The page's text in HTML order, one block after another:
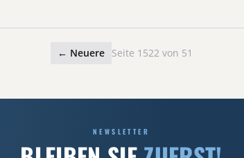
← Neuere Seite 1522 von 51
NEWSLETTER